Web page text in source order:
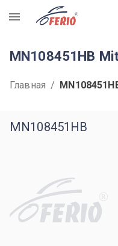
R
MN108451HB
Главная /
MN108451HB
R